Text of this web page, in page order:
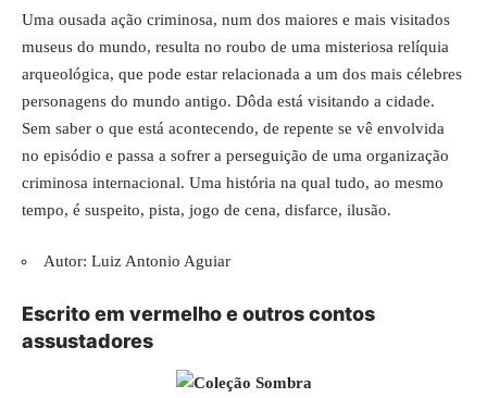
Uma ousada ação criminosa, num dos maiores e mais visitados
museus do mundo, resulta no roubo de uma misteriosa relíquia
arqueológica, que pode estar relacionada a um dos mais célebres
personagens do mundo antigo. Dôda está visitando a cidade.
Sem saber o que está acontecendo, de repente se vê envolvida
no episódio e passa a sofrer a perseguição de uma organização
criminosa internacional. Uma história na qual tudo, ao mesmo
tempo, é suspeito, pista, jogo de cena, disfarce, ilusão.
Autor: Luiz Antonio Aguiar
Escrito em vermelho e outros contos
assustadores